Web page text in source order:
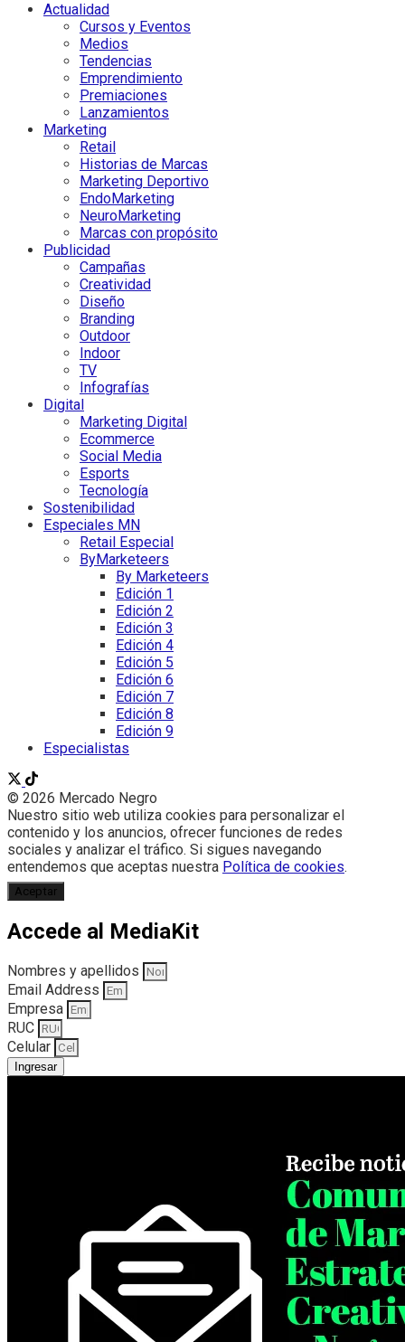
Actualidad
Cursos y Eventos
Medios
Tendencias
Emprendimiento
Premiaciones
Lanzamientos
Marketing
Retail
Historias de Marcas
Marketing Deportivo
EndoMarketing
NeuroMarketing
Marcas con propósito
Publicidad
Campañas
Creatividad
Diseño
Branding
Outdoor
Indoor
TV
Infografías
Digital
Marketing Digital
Ecommerce
Social Media
Esports
Tecnología
Sostenibilidad
Especiales MN
Retail Especial
ByMarketeers
By Marketeers
Edición 1
Edición 2
Edición 3
Edición 4
Edición 5
Edición 6
Edición 7
Edición 8
Edición 9
Especialistas
© 2026 Mercado Negro
Nuestro sitio web utiliza cookies para personalizar el
contenido y los anuncios, ofrecer funciones de redes
sociales y analizar el tráfico. Si sigues navegando
entendemos que aceptas nuestra Política de cookies.
Aceptar
Accede al MediaKit
Nombres y apellidos
Email Address
Empresa
RUC
Celular
Ingresar